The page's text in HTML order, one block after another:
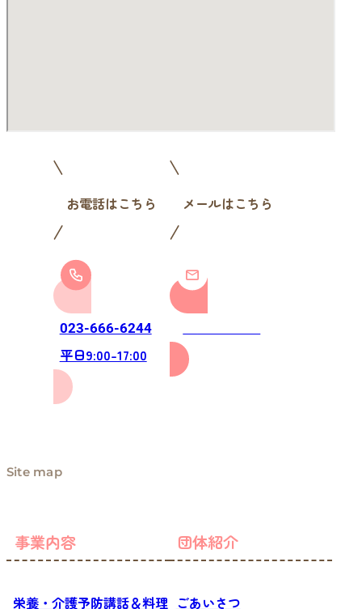
お電話はこちら
023-666-6244
平日9:00-17:00
メールはこちら
Site map
事業内容
栄養・介護予防講話＆料理
団体紹介
ごあいさつ